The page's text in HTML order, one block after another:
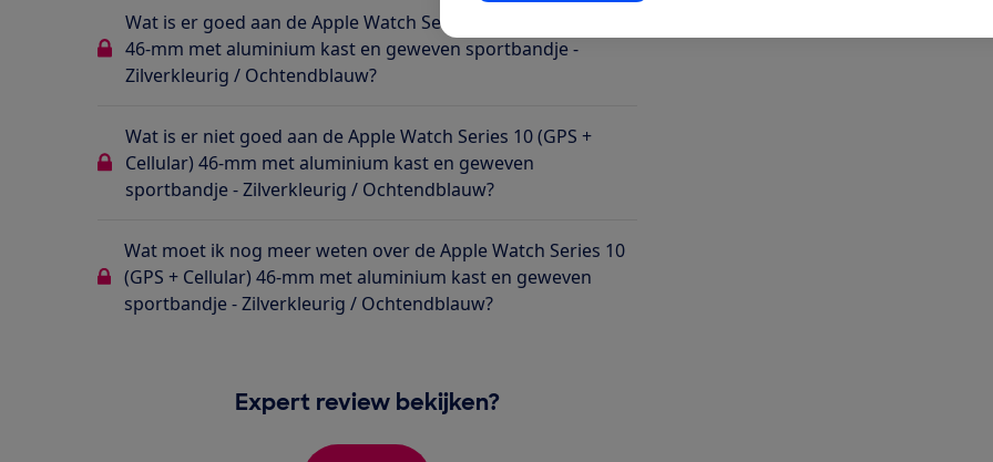
Wat is er goed aan de Apple Watch Series 10 (GPS + Cellular)
46-mm met aluminium kast en geweven sportbandje -
Zilverkleurig / Ochtendblauw?
Wat is er niet goed aan de Apple Watch Series 10 (GPS +
Cellular) 46-mm met aluminium kast en geweven
sportbandje - Zilverkleurig / Ochtendblauw?
Wat moet ik nog meer weten over de Apple Watch Series 10
(GPS + Cellular) 46-mm met aluminium kast en geweven
sportbandje - Zilverkleurig / Ochtendblauw?
Expert review bekijken?